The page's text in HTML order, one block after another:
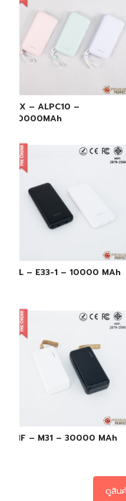
AX – ALPC10 –
10000MAh
EL – E33-1 – 10000 MAh
MF – M31 – 30000 MAh
ดูสิน